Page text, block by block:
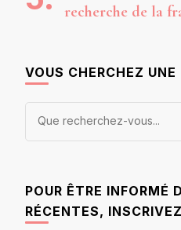
recherche de la
VOUS CHERCHEZ
Vous
POUR ÊTRE INFORMÉ
RÉCENTES,